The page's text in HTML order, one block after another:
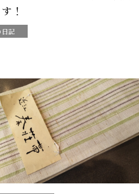
！
記